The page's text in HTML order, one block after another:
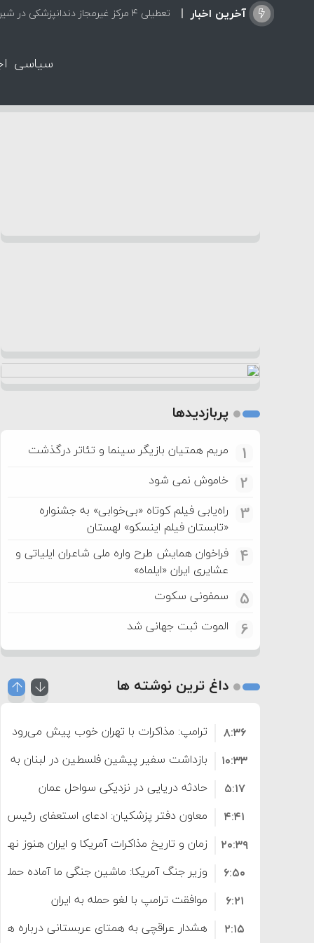
آخرین اخبار تعطیلی ۴ مرکز غیرمجاز دندانپزشکی در شیراز از ابتدای مردادماه تاکنون
سیاسی
پربازدیدها
1 مریم همتیان بازیگر سینما و تئاتر درگذشت
2 خاموش نمی شود
3
راه‌یابی فیلم کوتاه «بی‌خوابی» به جشنواره
«تابستان فیلم اینسکو» لهستان
4
فراخوان همایش طرح واره ملی شاعران ایلیاتی و
عشایری ایران «ایلماه»
5 سمفونی سکوت
6 الموت ثبت جهانی شد
داغ ترین نوشته ها
ترامپ: مذاکرات با تهران خوب پیش می‌رود
۸:۳۶
بازداشت سفیر پیشین فلسطین در لبنان به
۱۰:۳۳
حادثه دریایی در نزدیکی سواحل عمان
۵:۱۷
معاون دفتر پزشکیان: ادعای استعفای
است
۴:۴۱
زمان و تاریخ مذاکرات آمریکا و ایران هنوز
۲۰:۳۹
وزیر جنگ آمریکا: ماشین جنگی ما آماده
۶:۵۰
موافقت ترامپ با لغو حمله به ایران
۶:۲۱
هشدار عراقچی به همتای عربستانی درباره
۲:۱۵